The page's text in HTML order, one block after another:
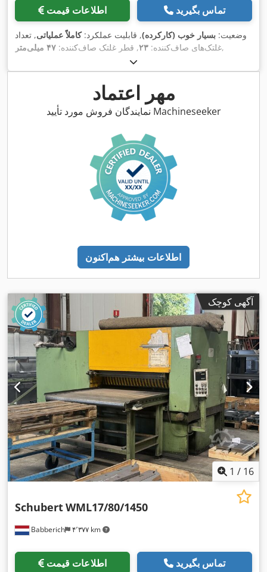
اطلاعات قیمت تماس بگیرید
وضعیت: بسیار خوب (کارکرده), قابلیت عملکرد:کاملاً عملیاتی, تعداد
غلتک‌های صاف‌کننده: ۲۳, قطر غلتک صاف‌کننده: ۴۷ میلی‌متر ,
مهر اعتماد
نمایندگان فروش مورد تأیید Machineseeker
اطلاعات بیشتر هم‌اکنون
آگهی کوچک
1 / 16
Babberich ۴٬۳۷۷ km
SchubertWML17/80/1450
اطلاعات قیمت تماس بگیرید